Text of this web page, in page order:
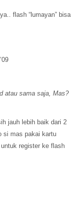
flash “lumayan” bisa
atau sama saja, Mas?
jauh lebih baik dari 2
si mas pakai kartu
register ke flash